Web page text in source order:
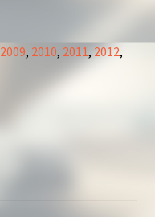
2009, 2010, 2011, 2012,